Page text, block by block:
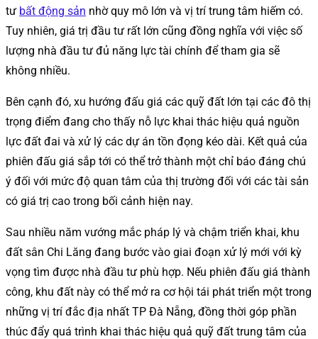
tư bất động sản nhờ quy mô lớn và vị trí trung tâm hiếm có.
Tuy nhiên, giá trị đầu tư rất lớn cũng đồng nghĩa với việc số
lượng nhà đầu tư đủ năng lực tài chính để tham gia sẽ
không nhiều.
Bên cạnh đó, xu hướng đấu giá các quỹ đất lớn tại các đô thị
trọng điểm đang cho thấy nỗ lực khai thác hiệu quả nguồn
lực đất đai và xử lý các dự án tồn đọng kéo dài. Kết quả của
phiên đấu giá sắp tới có thể trở thành một chỉ báo đáng chú
ý đối với mức độ quan tâm của thị trường đối với các tài sản
có giá trị cao trong bối cảnh hiện nay.
Sau nhiều năm vướng mắc pháp lý và chậm triển khai, khu
đất sân Chi Lăng đang bước vào giai đoạn xử lý mới với kỳ
vọng tìm được nhà đầu tư phù hợp. Nếu phiên đấu giá thành
công, khu đất này có thể mở ra cơ hội tái phát triển một trong
những vị trí đắc địa nhất TP Đà Nẵng, đồng thời góp phần
thúc đẩy quá trình khai thác hiệu quả quỹ đất trung tâm của